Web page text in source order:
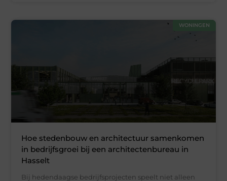
WONINGEN
Hoe stedenbouw en architectuur samenkomen
in bedrijfsgroei bij een architectenbureau in
Hasselt
Bij hedendaagse bedrijfsprojecten speelt niet alleen